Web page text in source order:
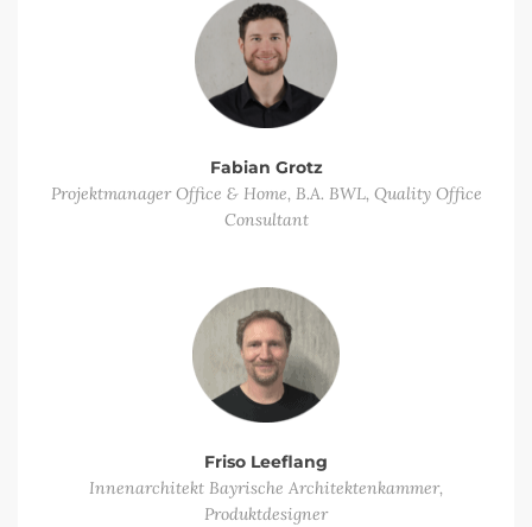
Fabian Grotz
Projektmanager Office & Home, B.A. BWL, Quality Office
Consultant
Friso Leeflang
Innenarchitekt Bayrische Architektenkammer,
Produktdesigner